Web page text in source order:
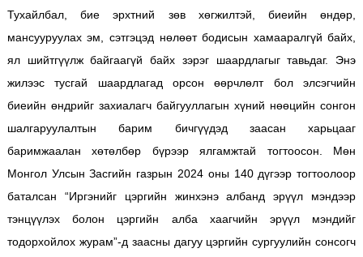
Тухайлбал, бие эрхтний зөв хөгжилтэй, биеийн өндөр,
мансууруулах эм, сэтгэцэд нөлөөт бодисын хамааралгүй байх,
ял шийтгүүлж байгаагүй байх зэрэг шаардлагыг тавьдаг. Энэ
жилээс тусгай шаардлагад орсон өөрчлөлт бол элсэгчийн
биеийн өндрийг захиалагч байгууллагын хүний нөөцийн сонгон
шалгаруулалтын барим бичгүүдэд заасан харьцааг
баримжаалан хөтөлбөр бүрээр ялгамжтай тогтоосон. Мөн
Монгол Улсын Засгийн газрын 2024 оны 140 дүгээр тогтоолоор
баталсан “Иргэнийг цэргийн жинхэнэ албанд эрүүл мэндээр
тэнцүүлэх болон цэргийн алба хаагчийн эрүүл мэндийг
тодорхойлох журам”-д заасны дагуу цэргийн сургуулийн сонсогч